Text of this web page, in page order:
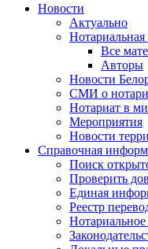
Новости
Актуально
Нотариальная
Все
Авторы
Новости
СМИ о
Нотариат в
Мероприятия
Новости
Справочная
Поиск
Проверить
Единая
Реестр